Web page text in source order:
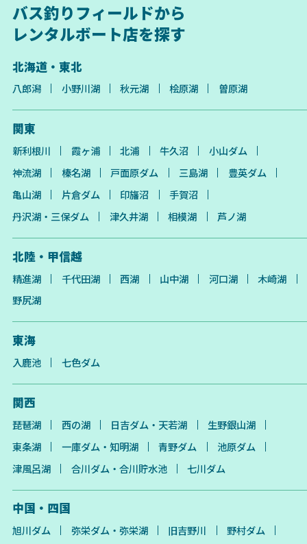
バス釣りフィールドから
レンタルボート店を探す
北海道・東北
八郎潟 小野川湖 秋元湖 桧原湖 曽原湖
関東
新利根川 霞ヶ浦 北浦 牛久沼
小山ダム
神流湖
榛名湖 戸面原ダム 三島湖
豊英ダム
亀山湖
片倉ダム 印旛沼
手賀沼
丹沢湖・三保ダム
津久井湖 相模湖 芦ノ湖
北陸・甲信越
精進湖 千代田湖 西湖 山中湖 河口湖
木崎湖
野尻湖
東海
入鹿池 七色ダム
関西
琵琶湖 西の湖 日吉ダム・天若湖
生野銀山湖
東条湖
一庫ダム・知明湖 青野ダム
池原ダム
津風呂湖
合川ダム・合川貯水池 七川ダム
中国・四国
旭川ダム 弥栄ダム・弥栄湖 旧吉野川
野村ダム